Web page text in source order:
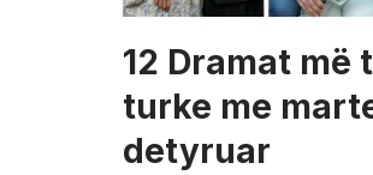
12 Dramat më
turke me
detyruar